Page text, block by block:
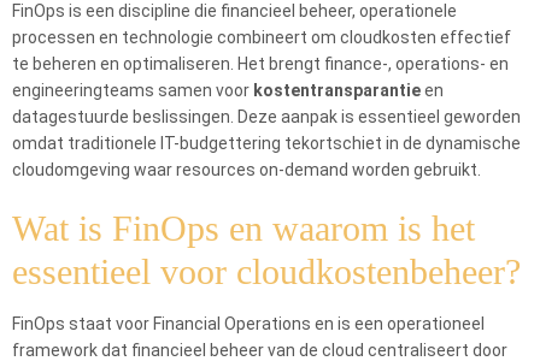
FinOps is een discipline die financieel beheer, operationele
processen en technologie combineert om cloudkosten effectief
te beheren en optimaliseren. Het brengt finance-, operations- en
engineeringteams samen voor kostentransparantieen
datagestuurde beslissingen. Deze aanpak is essentieel geworden
omdat traditionele IT-budgettering tekortschiet in de dynamische
cloudomgeving waar resources on-demand worden gebruikt.
Wat is FinOps en waarom is het
essentieel voor cloudkostenbeheer?
FinOps staat voor Financial Operations en is een operationeel
framework dat financieel beheer van de cloud centraliseert door